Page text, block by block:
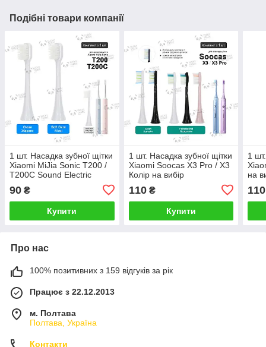
Подібні товари компанії
1 шт. Насадка зубної щітки
Xiaomi MiJia Sonic T200 /
T200C Sound Electric
Toothbrush Колір на вибір
90 ₴
Купити
1 шт. Насадка зубної щітки
Xiaomi Soocas X3 Pro / X3
Колір на вибір
110₴
Купити
1
на
110
Про нас
100% позитивних з 159 відгуків за рік
Працює з 22.12.2013
м. Полтава
Полтава, Україна
Контакти